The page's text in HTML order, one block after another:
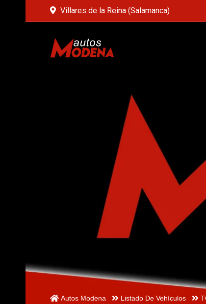
Villares de la Reina (Salamanca)
Autos Modena Listado De Vehículos